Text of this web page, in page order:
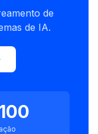
de
de IA.